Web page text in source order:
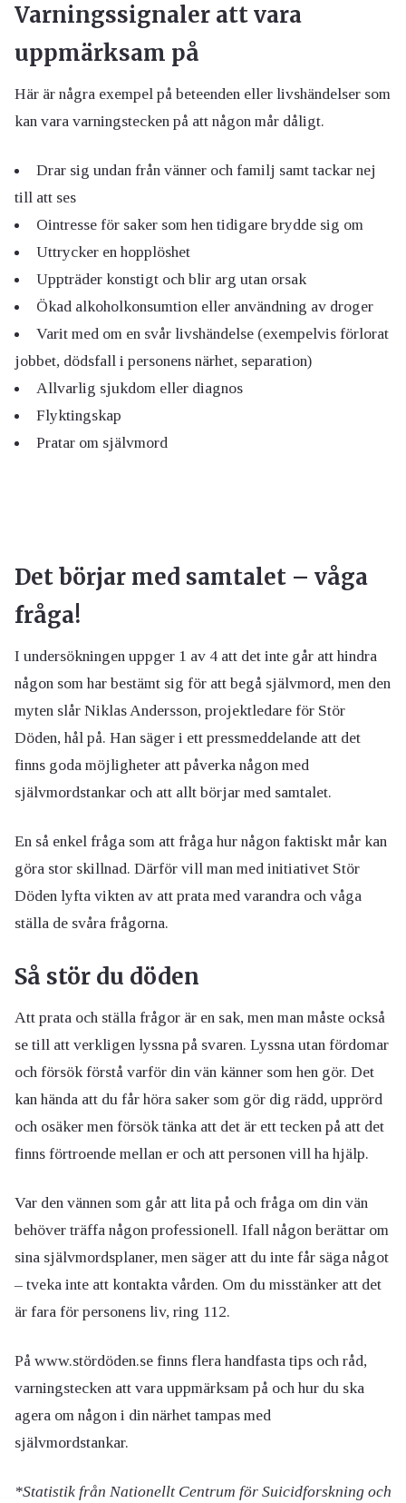
Varningssignaler att vara
uppmärksam på
Här är några exempel på beteenden eller livshändelser som
kan vara varningstecken på att någon mår dåligt.
Drar sig undan från vänner och familj samt tackar nej
till att ses
Ointresse för saker som hen tidigare brydde sig om
Uttrycker en hopplöshet
Uppträder konstigt och blir arg utan orsak
Ökad alkoholkonsumtion eller användning av droger
Varit med om en svår livshändelse (exempelvis förlorat
jobbet, dödsfall i personens närhet, separation)
Allvarlig sjukdom eller diagnos
Flyktingskap
Pratar om självmord
Det börjar med samtalet – våga
fråga!
I undersökningen uppger 1 av 4 att det inte går att hindra
någon som har bestämt sig för att begå självmord, men den
myten slår Niklas Andersson, projektledare för Stör
Döden, hål på. Han säger i ett pressmeddelande att det
finns goda möjligheter att påverka någon med
självmordstankar och att allt börjar med samtalet.
En så enkel fråga som att fråga hur någon faktiskt mår kan
göra stor skillnad. Därför vill man med initiativet Stör
Döden lyfta vikten av att prata med varandra och våga
ställa de svåra frågorna.
Så stör du döden
Att prata och ställa frågor är en sak, men man måste också
se till att verkligen lyssna på svaren. Lyssna utan fördomar
och försök förstå varför din vän känner som hen gör. Det
kan hända att du får höra saker som gör dig rädd, upprörd
och osäker men försök tänka att det är ett tecken på att det
finns förtroende mellan er och att personen vill ha hjälp.
Var den vännen som går att lita på och fråga om din vän
behöver träffa någon professionell. Ifall någon berättar om
sina självmordsplaner, men säger att du inte får säga något
– tveka inte att kontakta vården. Om du misstänker att det
är fara för personens liv, ring 112.
På www.stördöden.se finns flera handfasta tips och råd,
varningstecken att vara uppmärksam på och hur du ska
agera om någon i din närhet tampas med
självmordstankar.
*Statistik från Nationellt Centrum för Suicidforskning och